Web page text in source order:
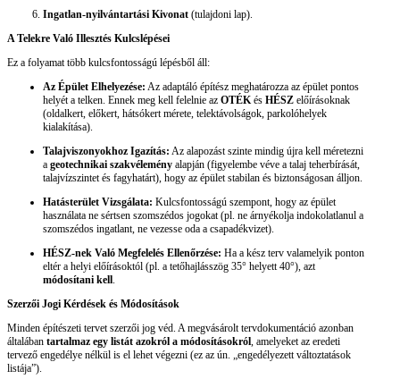
Ingatlan-nyilvántartási Kivonat (tulajdoni lap).
A Telekre Való Illesztés Kulcslépései
Ez a folyamat több kulcsfontosságú lépésből áll:
Az Épület Elhelyezése: Az adaptáló építész meghatározza az épület pontos
helyét a telken. Ennek meg kell felelnie az OTÉKés HÉSZ előírásoknak
(oldalkert, előkert, hátsókert mérete, telektávolságok, parkolóhelyek
kialakítása).
Talajviszonyokhoz Igazítás: Az alapozást szinte mindig újra kell méretezni
a geotechnikai szakvélemény alapján (figyelembe véve a talaj teherbírását,
talajvízszintet és fagyhatárt), hogy az épület stabilan és biztonságosan álljon.
Hatásterület Vizsgálata: Kulcsfontosságú szempont, hogy az épület
használata ne sértsen szomszédos jogokat (pl. ne árnyékolja indokolatlanul a
szomszédos ingatlant, ne vezesse oda a csapadékvizet).
HÉSZ-nek Való Megfelelés Ellenőrzése: Ha a kész terv valamelyik ponton
eltér a helyi előírásoktól (pl. a tetőhajlásszög 35° helyett 40°), azt
módosítani kell.
Szerzői Jogi Kérdések és Módosítások
Minden építészeti tervet szerzői jog véd. A megvásárolt tervdokumentáció azonban
általában tartalmaz egy listát azokról a módosításokról, amelyeket az eredeti
tervező engedélye nélkül is el lehet végezni (ez az ún. „engedélyezett változtatások
listája”).